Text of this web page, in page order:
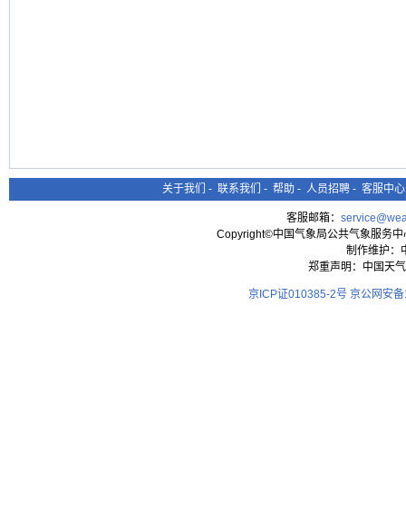
关于我们 - 联系我们 - 帮助 - 人员招聘 - 客服中心
客服邮箱：
Copyright©中国气象局公共气象服务
制作维护：
郑重声明：中国天
京ICP证010385-2号 京公网安